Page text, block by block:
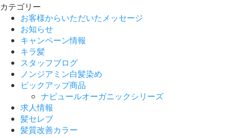
カテゴリー
お客様からいただいたメッセージ
お知らせ
キャンペーン情報
キラ髪
スタッフブログ
ノンジアミン白髪染め
ピックアップ商品
ナピュールオーガニックシリーズ
求人情報
髪セレブ
髪質改善カラー